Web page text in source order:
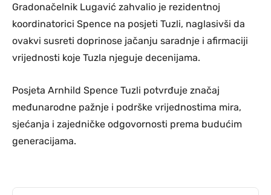
Gradonačelnik Lugavić zahvalio je rezidentnoj
koordinatorici Spence na posjeti Tuzli, naglasivši da
ovakvi susreti doprinose jačanju saradnje i afirmaciji
vrijednosti koje Tuzla njeguje decenijama.
Posjeta Arnhild Spence Tuzli potvrđuje značaj
međunarodne pažnje i podrške vrijednostima mira,
sjećanja i zajedničke odgovornosti prema budućim
generacijama.